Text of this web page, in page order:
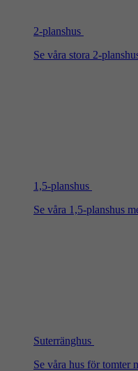
2-planshus
Se våra stora 2-
1,5-planshus
Se våra 1,5-planshus
Suterränghus
Se våra hus för tomter